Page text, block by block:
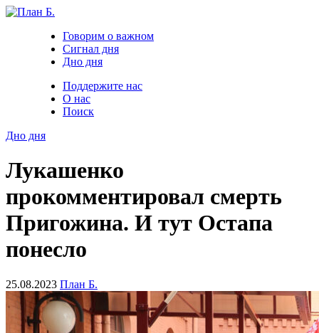
Говорим о важном
Сигнал дня
Дно дня
Поддержите нас
О нас
Поиск
Дно дня
Лукашенко
прокомментировал смерть
Пригожина. И тут Остапа
понесло
25.08.2023 План Б.